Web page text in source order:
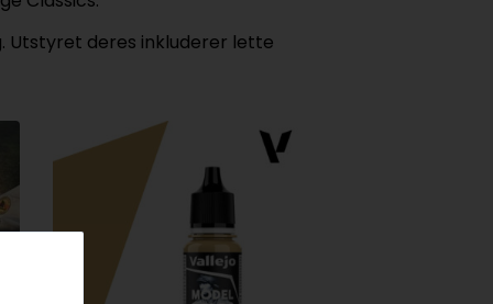
Utstyret deres inkluderer lette